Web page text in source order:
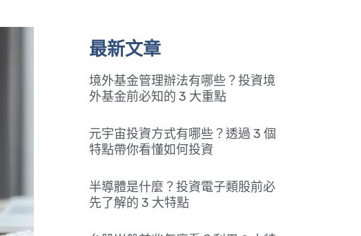
最新文章
境外基金管理辦法有哪些？投資境
外基金前必知的 3 大重點
元宇宙投資方式有哪些？透過 3 個
特點帶你看懂如何投資
半導體是什麼？投資電子類股前必
先了解的 3 大特點